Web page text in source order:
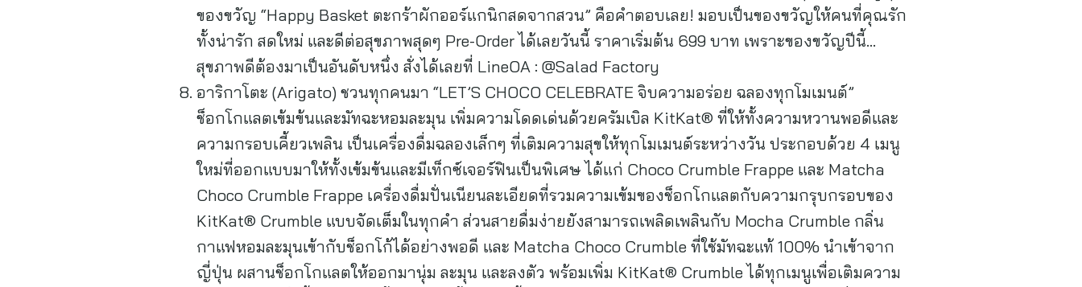
ของขวัญ “Happy Basket ตะกร้าผักออร์แกนิกสดจากสวน” คือคำตอบเลย! มอบเป็นของขวัญให้คนที่คุณรัก
ทั้งน่ารัก สดใหม่ และดีต่อสุขภาพสุดๆ Pre-Order ได้เลยวันนี้ ราคาเริ่มต้น 699 บาท เพราะของขวัญปีนี้…
สุขภาพดีต้องมาเป็นอันดับหนึ่ง สั่งได้เลยที่ LineOA : @Salad Factory
อาริกาโตะ (Arigato) ชวนทุกคนมา “LET’S CHOCO CELEBRATE จิบความอร่อย ฉลองทุกโมเมนต์”
ช็อกโกแลตเข้มข้นและมัทฉะหอมละมุน เพิ่มความโดดเด่นด้วยครัมเบิล KitKat® ที่ให้ทั้งความหวานพอดีและ
ความกรอบเคี้ยวเพลิน เป็นเครื่องดื่มฉลองเล็กๆ ที่เติมความสุขให้ทุกโมเมนต์ระหว่างวัน ประกอบด้วย 4 เมนู
ใหม่ที่ออกแบบมาให้ทั้งเข้มข้นและมีเท็กซ์เจอร์ฟินเป็นพิเศษ ได้แก่ Choco Crumble Frappe และ Matcha
Choco Crumble Frappe เครื่องดื่มปั่นเนียนละเอียดที่รวมความเข้มของช็อกโกแลตกับความกรุบกรอบของ
KitKat® Crumble แบบจัดเต็มในทุกคำ ส่วนสายดื่มง่ายยังสามารถเพลิดเพลินกับ Mocha Crumble กลิ่น
กาแฟหอมละมุนเข้ากับช็อกโก้ได้อย่างพอดี และ Matcha Choco Crumble ที่ใช้มัทฉะแท้ 100% นำเข้าจาก
ญี่ปุ่น ผสานช็อกโกแลตให้ออกมานุ่ม ละมุน และลงตัว พร้อมเพิ่ม KitKat® Crumble ได้ทุกเมนูเพื่อเติมความ